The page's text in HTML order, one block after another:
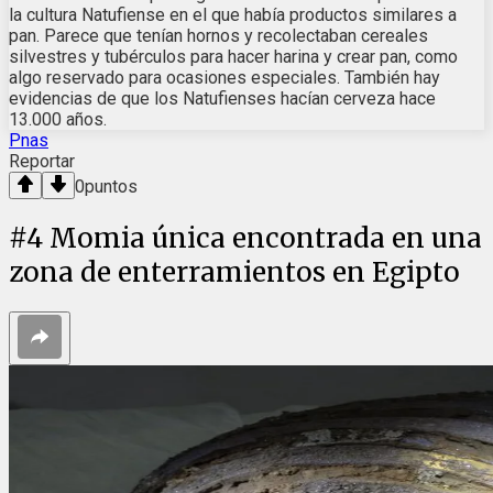
la cultura Natufiense en el que había productos similares a
pan. Parece que tenían hornos y recolectaban cereales
silvestres y tubérculos para hacer harina y crear pan, como
algo reservado para ocasiones especiales. También hay
evidencias de que los Natufienses hacían cerveza hace
13.000 años.
Pnas
Reportar
0puntos
#4 Momia única encontrada en una
zona de enterramientos en Egipto